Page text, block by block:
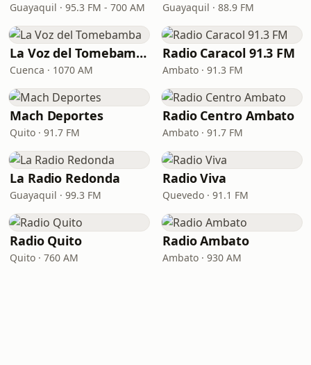
Guayaquil · 95.3 FM - 700 AM Guayaquil · 88.9 FM
La Voz del Tomebamba
Cuenca · 1070 AM
Radio Caracol 91.3 FM
Ambato · 91.3 FM
Mach Deportes
Quito · 91.7 FM
Radio Centro Ambato
Ambato · 91.7 FM
La Radio Redonda
Guayaquil · 99.3 FM
Radio Viva
Quevedo · 91.1 FM
Radio Quito
Quito · 760 AM
Radio Ambato
Ambato · 930 AM